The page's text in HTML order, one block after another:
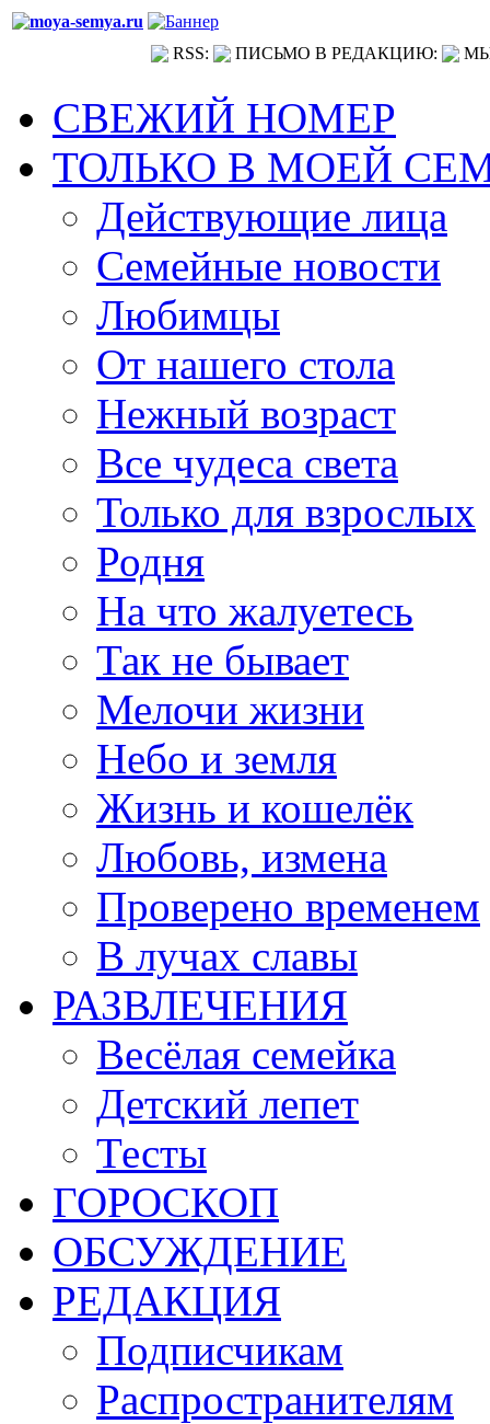
RSS: ПИСЬМО В РЕДАКЦИЮ:
СВЕЖИЙ НОМЕР
ТОЛЬКО В МОЕЙ
Действующие лица
Семейные новости
Любимцы
От нашего стола
Нежный возраст
Все чудеса света
Только для взрослых
Родня
На что жалуетесь
Так не бывает
Мелочи жизни
Небо и земля
Жизнь и кошелёк
Любовь, измена
Проверено временем
В лучах славы
РАЗВЛЕЧЕНИЯ
Весёлая семейка
Детский лепет
Тесты
ГОРОСКОП
ОБСУЖДЕНИЕ
РЕДАКЦИЯ
Подписчикам
Распространителям